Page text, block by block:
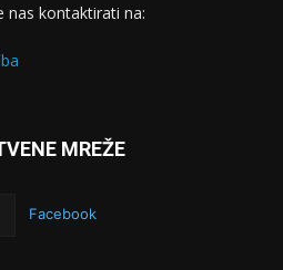
nas kontaktirati na:
MREŽE
Facebook